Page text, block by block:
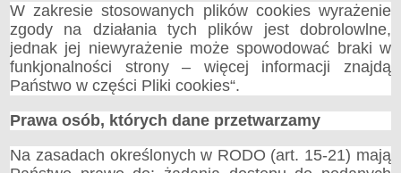
Rekrutacja dzieci do Żłobka
OŚRODEK POMOCY SPOŁECZNEJ
Informacje Ogólne
Świadczenia Rodzinne
Pomoc Społeczna
Rodzina 500+
Senior+
W zakresie stosowanych plików cookies wyrażenie
zgody na działania tych plików jest dobrolowlne,
jednak jej niewyrażenie może spowodować braki w
funkjonalności strony – więcej informacji znajdą
Państwo w części Pliki cookies“.
Prawa osób, których dane przetwarzamy
Na zasadach określonych w RODO (art. 15-21) mają